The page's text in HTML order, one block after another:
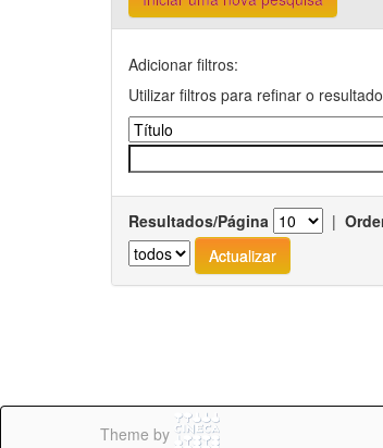
Adicionar filtros:
Utilizar filtros para refinar o
Resultados/Página |
Theme by